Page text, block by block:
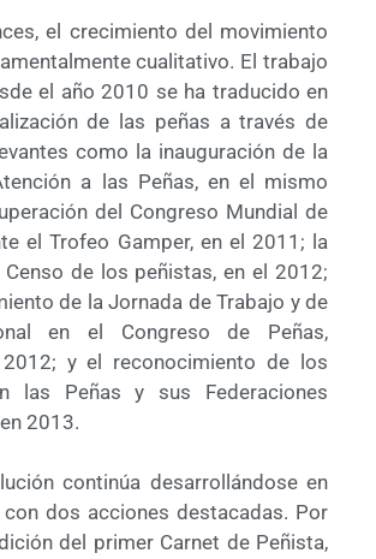
el crecimiento del movimiento
cualitativo. El trabajo
el año 2010 se ha traducido en
de las peñas a través de
como la inauguración de la
a las Peñas, en el mismo
del Congreso Mundial de
el Trofeo Gamper, en el 2011; la
de los peñistas, en el 2012;
de la Jornada de Trabajo y de
en el Congreso de Peñas,
y el reconocimiento de los
las Peñas y sus Federaciones
2013.
continúa desarrollándose en
dos acciones destacadas. Por
del primer Carnet de Peñista,